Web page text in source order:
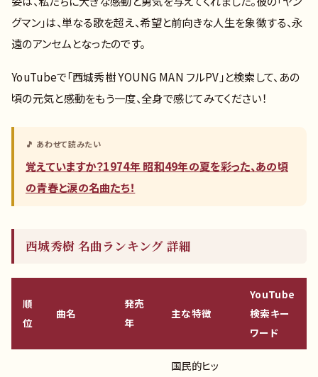
グマン」は、単なる歌を超え、希望と前向きな人生を象徴する、永
遠のアンセムとなったのです。
YouTubeで「西城秀樹 YOUNG MAN フルPV」と検索して、あの
頃の元気と感動をもう一度、全身で感じてみてください！
🎵 あわせて読みたい
覚えていますか？1974年 昭和49年の夏を彩った、あの頃
の青春と涙の名曲たち！
西城秀樹 名曲ランキング 詳細
順
位
曲名
発売
年
主な特徴
YouTube
検索キー
ワード
国民的ヒッ